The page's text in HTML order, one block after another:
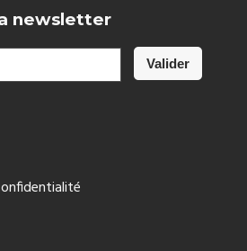
newsletter